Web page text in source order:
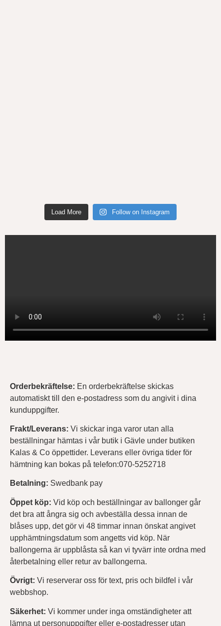
Load More Follow on Instagram
Orderbekräftelse: En orderbekräftelse skickas
automatiskt till den e-postadress som du angivit i dina
kunduppgifter.
Frakt/Leverans: Vi skickar inga varor utan alla
beställningar hämtas i vår butik i Gävle under butiken
Kalas & Co öppettider. Leverans eller övriga tider för
hämtning kan bokas på telefon:070-5252718
Betalning: Swedbank pay
Öppet köp: Vid köp och beställningar av ballonger går
det bra att ångra sig och avbeställa dessa innan de
blåses upp, det gör vi 48 timmar innan önskat angivet
upphämtningsdatum som angetts vid köp. När
ballongerna är uppblåsta så kan vi tyvärr inte ordna med
återbetalning eller retur av ballongerna.
Övrigt: Vi reserverar oss för text, pris och bildfel i vår
webbshop.
Säkerhet: Vi kommer under inga omständigheter att
lämna ut personuppgifter eller e-postadresser utan